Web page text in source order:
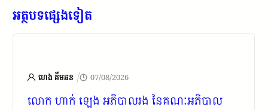
អត្ថបទផ្សេងទៀត
ហេង គីមឆន / 07/08/2026
លោក ហាក់ ឡេង អភិបាលរង នៃគណៈអភិបាល